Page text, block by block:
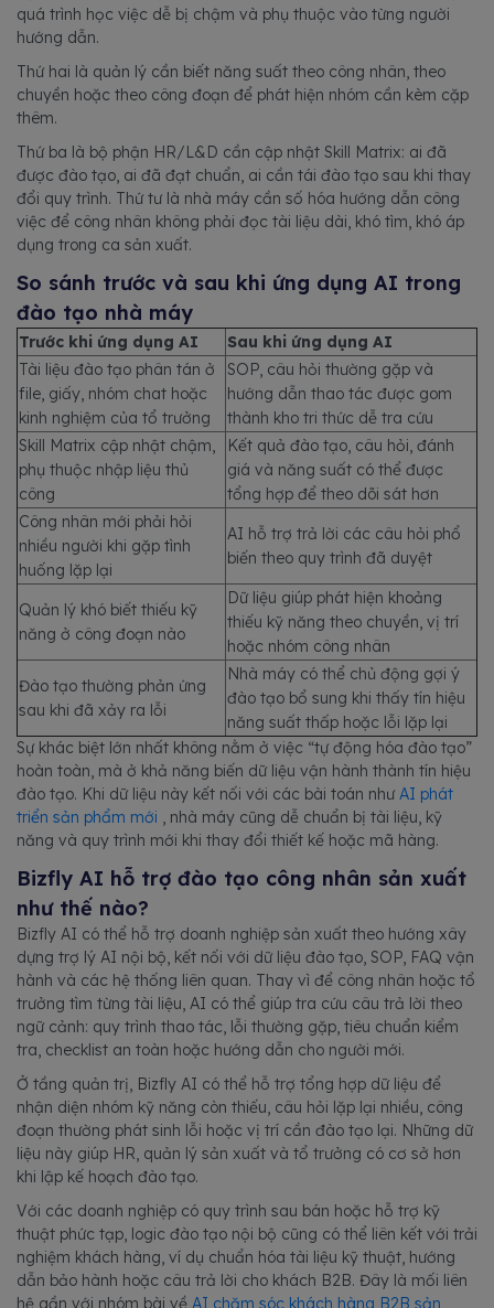
quá trình học việc dễ bị chậm và phụ thuộc vào từng người
hướng dẫn.
Thứ hai là quản lý cần biết năng suất theo công nhân, theo
chuyền hoặc theo công đoạn để phát hiện nhóm cần kèm cặp
thêm.
Thứ ba là bộ phận HR/L&D cần cập nhật Skill Matrix: ai đã
được đào tạo, ai đã đạt chuẩn, ai cần tái đào tạo sau khi thay
đổi quy trình. Thứ tư là nhà máy cần số hóa hướng dẫn công
việc để công nhân không phải đọc tài liệu dài, khó tìm, khó áp
dụng trong ca sản xuất.
So sánh trước và sau khi ứng dụng AI trong
đào tạo nhà máy
Trước khi ứng dụng AI
Sau khi ứng dụng AI
Tài liệu đào tạo phân tán ở
file, giấy, nhóm chat hoặc
kinh nghiệm của tổ trưởng
SOP, câu hỏi thường gặp và
hướng dẫn thao tác được gom
thành kho tri thức dễ tra cứu
Skill Matrix cập nhật chậm,
phụ thuộc nhập liệu thủ
công
Kết quả đào tạo, câu hỏi, đánh
giá và năng suất có thể được
tổng hợp để theo dõi sát hơn
Công nhân mới phải hỏi
nhiều người khi gặp tình
huống lặp lại
AI hỗ trợ trả lời các câu hỏi phổ
biến theo quy trình đã duyệt
Quản lý khó biết thiếu kỹ
năng ở công đoạn nào
Dữ liệu giúp phát hiện khoảng
thiếu kỹ năng theo chuyền, vị trí
hoặc nhóm công nhân
Đào tạo thường phản ứng
sau khi đã xảy ra lỗi
Nhà máy có thể chủ động gợi ý
đào tạo bổ sung khi thấy tín hiệu
năng suất thấp hoặc lỗi lặp lại
Sự khác biệt lớn nhất không nằm ở việc “tự động hóa đào tạo”
hoàn toàn, mà ở khả năng biến dữ liệu vận hành thành tín hiệu
đào tạo. Khi dữ liệu này kết nối với các bài toán như AI phát
triển sản phẩm mới , nhà máy cũng dễ chuẩn bị tài liệu, kỹ
năng và quy trình mới khi thay đổi thiết kế hoặc mã hàng.
Bizfly AI hỗ trợ đào tạo công nhân sản xuất
như thế nào?
Bizfly AI có thể hỗ trợ doanh nghiệp sản xuất theo hướng xây
dựng trợ lý AI nội bộ, kết nối với dữ liệu đào tạo, SOP, FAQ vận
hành và các hệ thống liên quan. Thay vì để công nhân hoặc tổ
trưởng tìm từng tài liệu, AI có thể giúp tra cứu câu trả lời theo
ngữ cảnh: quy trình thao tác, lỗi thường gặp, tiêu chuẩn kiểm
tra, checklist an toàn hoặc hướng dẫn cho người mới.
Ở tầng quản trị, Bizfly AI có thể hỗ trợ tổng hợp dữ liệu để
nhận diện nhóm kỹ năng còn thiếu, câu hỏi lặp lại nhiều, công
đoạn thường phát sinh lỗi hoặc vị trí cần đào tạo lại. Những dữ
liệu này giúp HR, quản lý sản xuất và tổ trưởng có cơ sở hơn
khi lập kế hoạch đào tạo.
Với các doanh nghiệp có quy trình sau bán hoặc hỗ trợ kỹ
thuật phức tạp, logic đào tạo nội bộ cũng có thể liên kết với trải
nghiệm khách hàng, ví dụ chuẩn hóa tài liệu kỹ thuật, hướng
dẫn bảo hành hoặc câu trả lời cho khách B2B. Đây là mối liên
hệ gần với nhóm bài về AI chăm sóc khách hàng B2B sản